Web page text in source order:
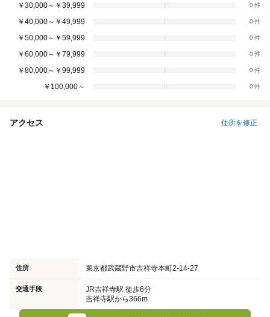
￥30,000～￥39,999 0
￥40,000～￥49,999 0
￥50,000～￥59,999 0
￥60,000～￥79,999 0
￥80,000～￥99,999 0
￥100,000～ 0
アクセス 住所を修正
住所 東京都武蔵野市吉祥寺本町2-14-27
交通手段
JR吉祥寺駅 徒歩6分
吉祥寺駅から366m